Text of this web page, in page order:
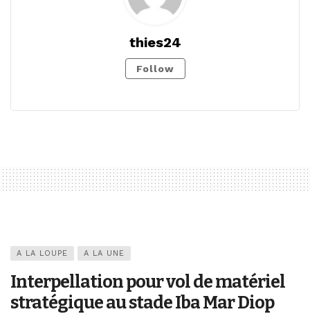
thies24
Follow
A LA LOUPE A LA UNE
Interpellation pour vol de matériel
stratégique au stade Iba Mar Diop